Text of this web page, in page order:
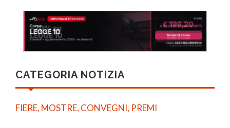
CATEGORIA NOTIZIA
FIERE, MOSTRE, CONVEGNI, PREMI